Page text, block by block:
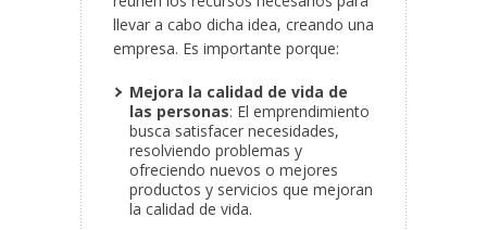
llevar a cabo dicha idea, creando una
empresa. Es importante porque:
Mejora la calidad de vida de
las personas: El emprendimiento
busca satisfacer necesidades,
resolviendo problemas y
ofreciendo nuevos o mejores
productos y servicios que mejoran
la calidad de vida.